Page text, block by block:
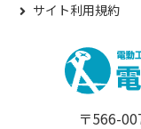
サイト利用規約
〒566-